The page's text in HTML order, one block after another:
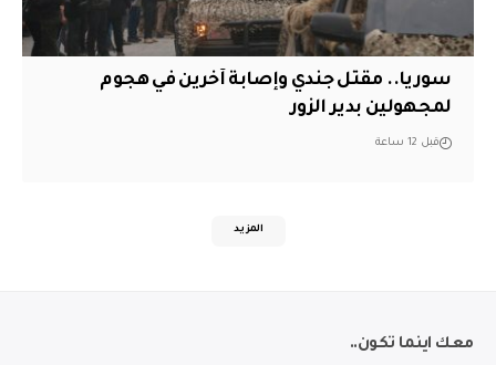
سوريا.. مقتل جندي وإصابة آخرين في هجوم
لمجهولين بدير الزور
قبل 12 ساعة
المزيد
معك اينما تكون..